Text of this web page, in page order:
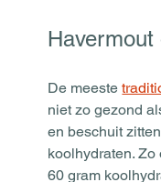
Havermout
De meeste
niet zo gezond
en beschuit
koolhydraten.
60 gram